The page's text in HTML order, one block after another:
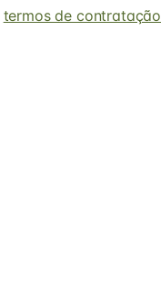
termos de contratação